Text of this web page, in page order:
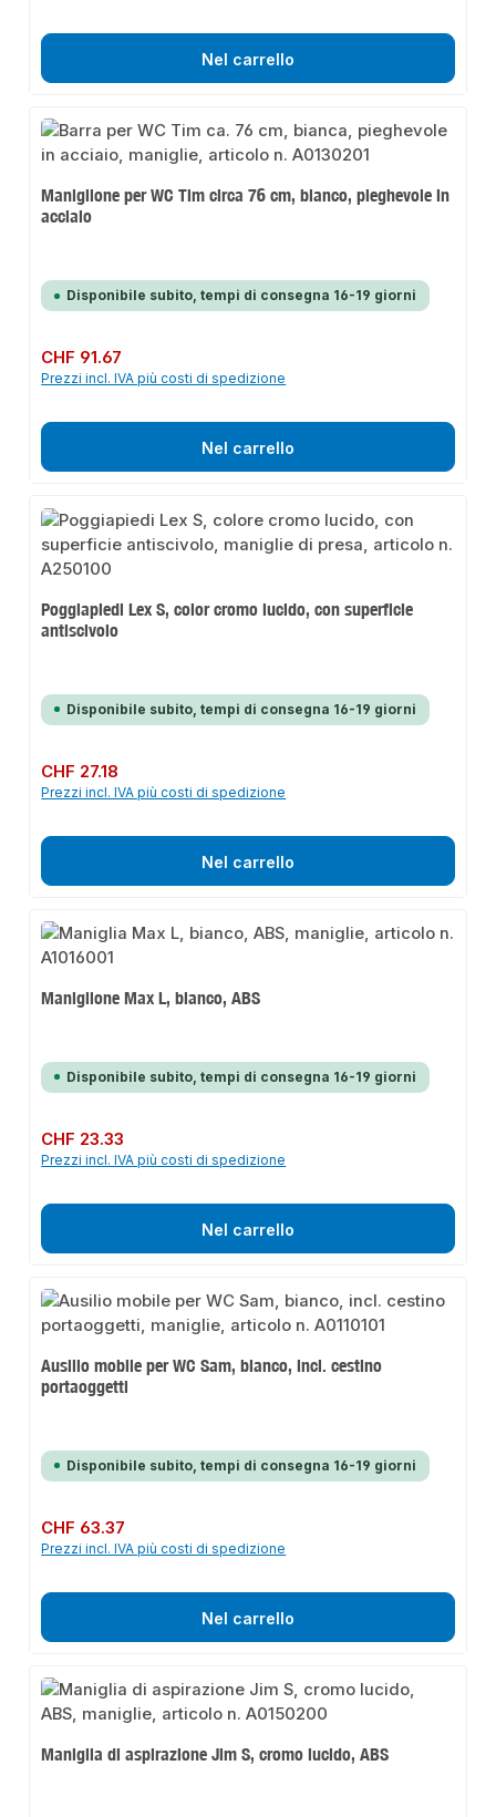
Nel carrello
Maniglione per WC Tim circa 76 cm, bianco, pieghevole in
acciaio
Disponibile subito, tempi di consegna 16-19 giorni
Prezzo normale:
CHF 91.67
Prezzi incl. IVA più costi di spedizione
Nel carrello
Poggiapiedi Lex S, color cromo lucido, con superficie
antiscivolo
Disponibile subito, tempi di consegna 16-19 giorni
Prezzo normale:
CHF 27.18
Prezzi incl. IVA più costi di spedizione
Nel carrello
Maniglione Max L, bianco, ABS
Disponibile subito, tempi di consegna 16-19 giorni
Prezzo normale:
CHF 23.33
Prezzi incl. IVA più costi di spedizione
Nel carrello
Ausilio mobile per WC Sam, bianco, incl. cestino
portaoggetti
Disponibile subito, tempi di consegna 16-19 giorni
Prezzo normale:
CHF 63.37
Prezzi incl. IVA più costi di spedizione
Nel carrello
Maniglia di aspirazione Jim S, cromo lucido, ABS